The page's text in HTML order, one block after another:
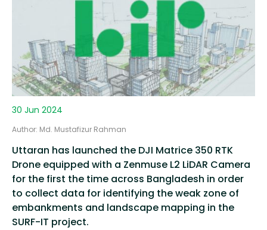
30 Jun 2024
Author: Md. Mustafizur Rahman
Uttaran has launched the DJI Matrice 350 RTK
Drone equipped with a Zenmuse L2 LiDAR Camera
for the first the time across Bangladesh in order
to collect data for identifying the weak zone of
embankments and landscape mapping in the
SURF-IT project.